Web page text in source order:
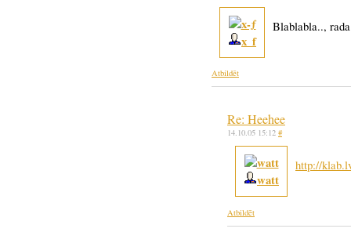
x_f
Blablabla..,
Atbildēt
Re: Heehee
14.10.05 15:12 #
watt
http://
Atbildēt